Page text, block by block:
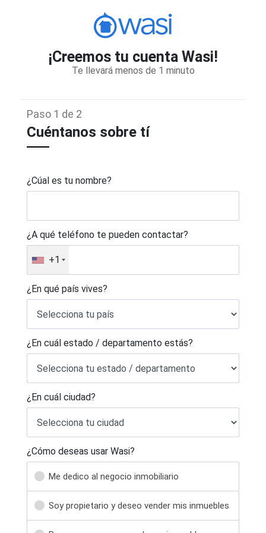
¡Creemos tu cuenta Wasi!
Te llevará menos de 1 minuto
Paso 1 de 2
Cuéntanos sobre tí
¿Cúal es tu nombre?
¿A qué teléfono te pueden contactar?
+1
¿En qué país vives?
¿En cuál estado / departamento estás?
¿En cuál ciudad?
¿Cómo deseas usar Wasi?
Me dedico al negocio inmobiliario
Soy propietario y deseo vender mis inmuebles